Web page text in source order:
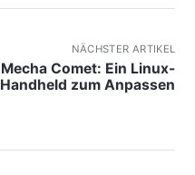
NÄCHSTER ARTIKEL
Mecha Comet: Ein Linux-
Handheld zum Anpassen